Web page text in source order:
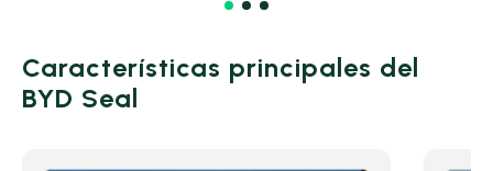
Características principales del
BYD Seal